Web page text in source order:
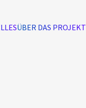
ÜBER DAS PROJEKT